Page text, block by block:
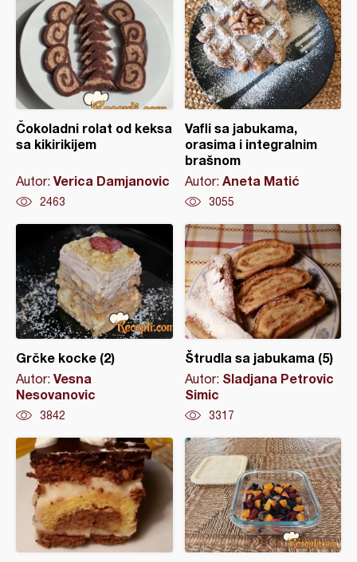
Čokoladni rolat od keksa
sa kikirikijem
Autor: Verica Damjanovic
2463
Vafli sa jabukama,
orasima i integralnim
brašnom
Autor: Aneta Matić
3055
Grčke kocke (2)
Autor: Vesna
Nesovanovic
3842
Štrudla sa jabukama (5)
Autor: Sladjana Petrovic
Simic
3317